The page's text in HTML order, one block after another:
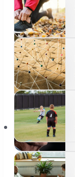
Aanbod